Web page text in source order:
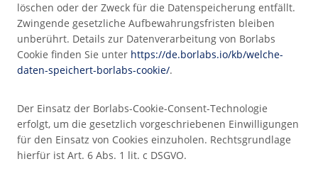
löschen oder der Zweck für die Datenspeicherung entfällt.
Zwingende gesetzliche Aufbewahrungsfristen bleiben
unberührt. Details zur Datenverarbeitung von Borlabs
Cookie finden Sie unter https://de.borlabs.io/kb/welche-
daten-speichert-borlabs-cookie/.
Der Einsatz der Borlabs-Cookie-Consent-Technologie
erfolgt, um die gesetzlich vorgeschriebenen Einwilligungen
für den Einsatz von Cookies einzuholen. Rechtsgrundlage
hierfür ist Art. 6 Abs. 1 lit. c DSGVO.